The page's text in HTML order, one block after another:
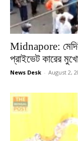
Midnapore:
প্রাইভেট কারের
News Desk - August 2,